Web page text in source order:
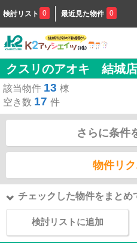
検討リスト 0 最近見た物件 0
クスリのアオキ 結城
該当物件 13 棟
空き数 17 件
さらに条件
物件リ
チェックした物件をまとめ
検討リストに追加